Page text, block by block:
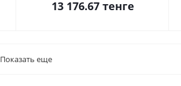
13 176.67тенге
Показать еще